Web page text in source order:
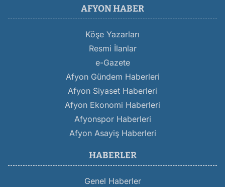
AFYON HABER
Köşe Yazarları
Resmi İlanlar
e-Gazete
Afyon Gündem Haberleri
Afyon Siyaset Haberleri
Afyon Ekonomi Haberleri
Afyonspor Haberleri
Afyon Asayiş Haberleri
HABERLER
Genel Haberler